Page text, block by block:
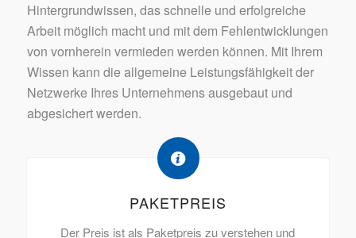
Hintergrundwissen, das schnelle und erfolgreiche
Arbeit möglich macht und mit dem Fehlentwicklungen
von vornherein vermieden werden können. Mit Ihrem
Wissen kann die allgemeine Leistungsfähigkeit der
Netzwerke Ihres Unternehmens ausgebaut und
abgesichert werden.
PAKETPREIS
Der Preis ist als Paketpreis zu verstehen und